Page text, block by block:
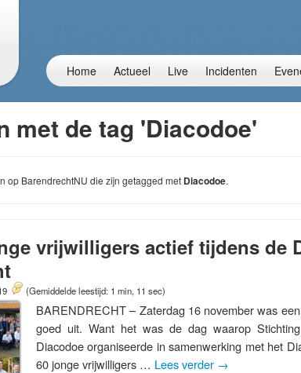
Home Actueel Live Incidenten
met de tag 'Diacodoe'
op BarendrechtNU die zijn getagged met Diacodoe.
vrijwilligers actief tijdens de
(Gemiddelde leestijd: 1 min, 11 sec)
BARENDRECHT – Zaterdag 16 november was
goed uit. Want het was de dag waarop
Diacodoe organiseerde in samenwerking met het
60 jonge vrijwilligers … Lees verder →